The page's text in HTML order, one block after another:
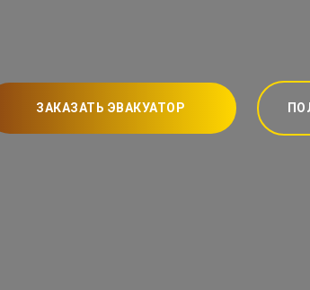
ЗАКАЗАТЬ ЭВАКУАТОР